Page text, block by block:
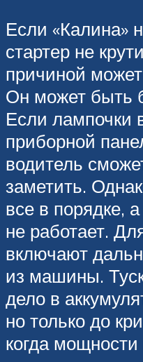
Если «Калина»
стартер не
причиной
Он может быть
Если лампочки
приборной
водитель
заметить.
все в порядке,
не работает.
включают
из машины.
дело в
но только до
когда